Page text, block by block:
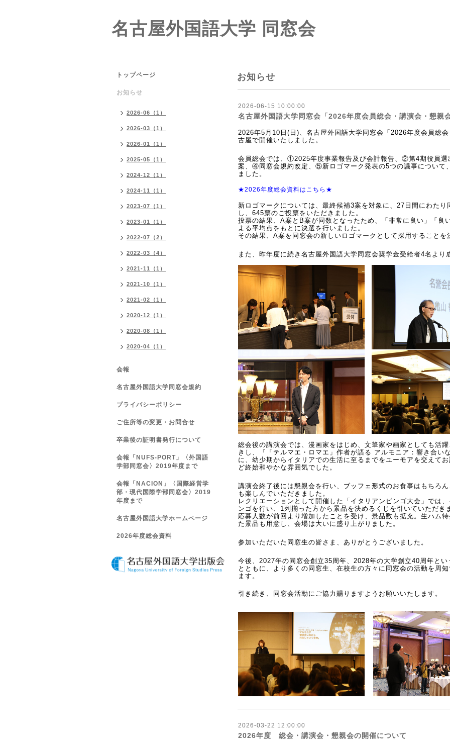
名古屋外国語大学 同窓会
お知らせ
2026-06-15 10:00:00
名古屋外国語大学同窓会「2026年度会員総会・講演会・懇親
2026年5月10日(日)、名古屋外国語大学同窓会「2026年度会員総
古屋で開催いたしました。
会員総会では、①2025年度事業報告及び会計報告、②第4期役員選
案、④ 同窓会規約改定、⑤新ロゴマーク発表の5つの議事について
ました。
★2026年度総会資料はこちら★
新ロゴマークについては、最終候補3案を対象に、27日間にわた
し、645票のご投票をいただきました。
投票の結果、A案とB案が同数となったため、「非常に良い」「良
よる平均点をもとに決選を行いました。
その結果、A案を同窓会の新しいロゴマークとして採用することを
また、昨年度に続き名古屋外国語大学同窓会奨学金受給者4名より
総会後の講演会では、漫画家をはじめ、文筆家や画家としても活
きし、『「テルマエ・ロマエ」作者が語る アルモニア：響き合い
に、幼少期からイタリアでの生活に至るまでをユーモアを交えて
ど終始和やかな雰囲気でした。
講演会終了後には懇親会を行い、ブッフェ形式のお食事はもちろ
も楽しんでいただきました。
レクリエーションとして開催した「イタリアンビンゴ大会」では
ンゴを行い、1列揃った方から景品を決めるくじを引いていただき
応募人数が前回より増加したことを受け、景品数も拡充。生ハム
た景品も用意し、会場は大いに盛り上がりました。
参加いただいた同窓生の皆さま、ありがとうございました。
今後、2027年の同窓会創立35周年、2028年の大学創立40周年と
とともに、より多くの同窓生、在校生の方々に同窓会の活動を周
ます。
引き続き、同窓会活動にご協力賜りますようお願いいたします。
2026-03-22 12:00:00
2026年度 総会・講演会・懇親会の開催について
トップページ
お知らせ
2026-06（1）
2026-03（1）
2026-01（1）
2025-05（1）
2024-12（1）
2024-11（1）
2023-07（1）
2023-01（1）
2022-07（2）
2022-03（4）
2021-11（1）
2021-10（1）
2021-02（1）
2020-12（1）
2020-08（1）
2020-04（1）
会報
名古屋外国語大学同窓会規約
プライバシーポリシー
ご住所等の変更・お問合せ
卒業後の証明書発行について
会報「NUFS-PORT」〈外国語
学部同窓会〉2019年度まで
会報「NACION」〈国際経営学
部・現代国際学部同窓会〉2019
年度まで
名古屋外国語大学ホームページ
2026年度総会資料